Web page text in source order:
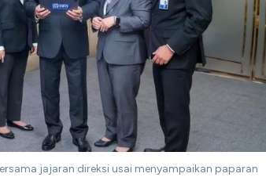
jajaran direksi usai menyampaikan paparan